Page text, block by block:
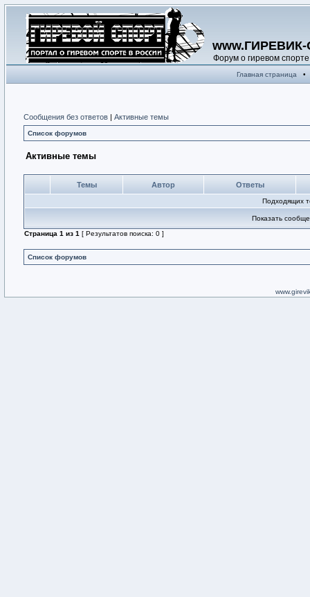
Форум о гиревом спорте
Главная страница •
Сообщения без ответов | Активные темы
Список форумов
Активные темы
Темы Автор Ответы
Подходящих
Показать
Страница 1 из 1 [ Результатов поиска: 0 ]
Список форумов